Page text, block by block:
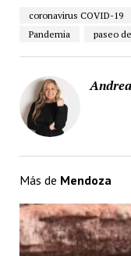
coronavirus COVID-19
Pandemia
paseo
Más de Mendoza